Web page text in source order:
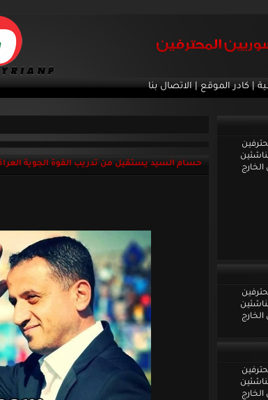
|كادر الموقع|الاتصال بنا
حسام السيد يستقيل من تدريب القوة الجوية